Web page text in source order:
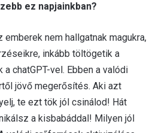
ez napjainkban?
nem hallgatnak magukra,
inkább töltögetik a
chatGPT-vel. Ebben a valódi
jövő megerősítés. Aki azt
te ezt tök jól csinálod! Hát
a kisbabáddal! Milyen jól